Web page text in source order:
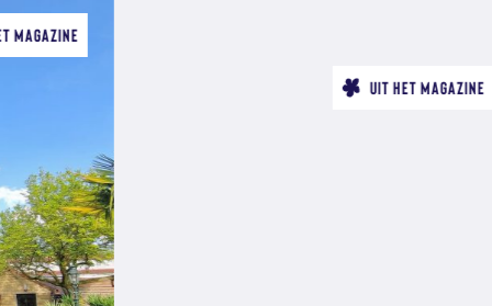
MAGAZINE
UIT HET MAGAZINE